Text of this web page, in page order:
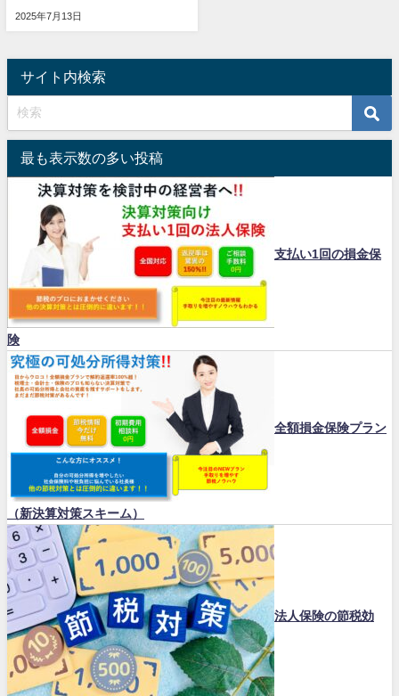
2025年7月13日
サイト内検索
最も表示数の多い投稿
支払い1回の損金保
険
全額損金保険プラン
（新決算対策スキーム）
法人保険の節税効